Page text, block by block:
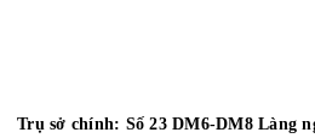
Trụ sở chính: Số 23 DM6-DM8 Làng